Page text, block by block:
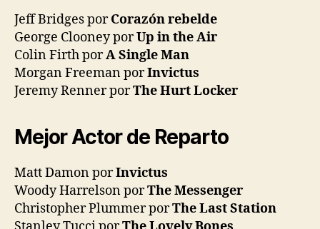
Jeff Bridges porCorazón rebelde
George Clooney porUp in the Air
Colin Firth porA Single Man
Morgan Freeman porInvictus
Jeremy Renner porThe Hurt Locker
Mejor Actor de Reparto
Matt Damon porInvictus
Woody Harrelson porThe Messenger
Christopher Plummer porThe Last Station